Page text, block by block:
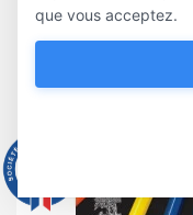
que vous acceptez.